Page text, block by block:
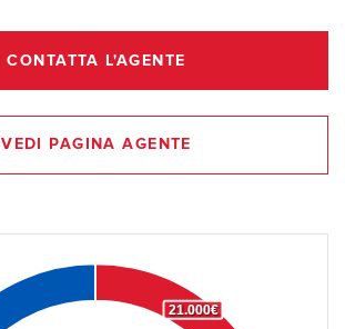
CONTATTA L'AGENTE
VEDI PAGINA AGENTE
21.000€